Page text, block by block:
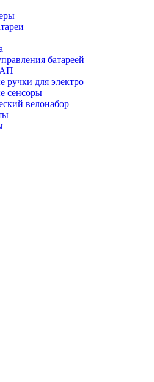
батареей
ручки для электро
сенсоры
велонабор